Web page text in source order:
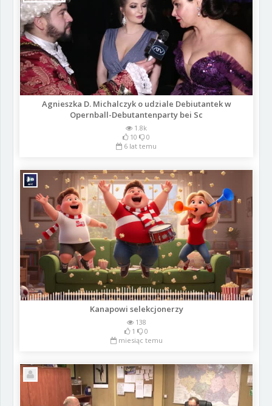
Agnieszka D. Michalczyk o udziale Debiutantek w
Opernball-Debutantenparty bei Sc
1.8k
10
0
6 lat temu
Kanapowi selekcjonerzy
138
1
0
miesiąc temu